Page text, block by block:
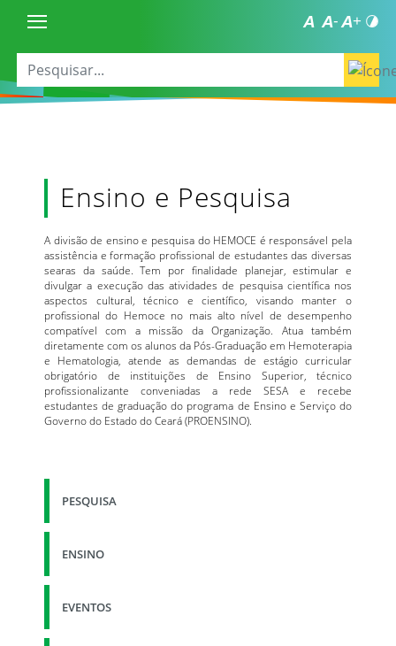
Ensino e Pesquisa
A divisão de ensino e pesquisa do HEMOCE é responsável pela
assistência e formação profissional de estudantes das diversas
searas da saúde. Tem por finalidade planejar, estimular e
divulgar a execução das atividades de pesquisa científica nos
aspectos cultural, técnico e científico, visando manter o
profissional do Hemoce no mais alto nível de desempenho
compatível com a missão da Organização. Atua também
diretamente com os alunos da Pós-Graduação em Hemoterapia
e Hematologia, atende as demandas de estágio curricular
obrigatório de instituições de Ensino Superior, técnico
profissionalizante conveniadas a rede SESA e recebe
estudantes de graduação do programa de Ensino e Serviço do
Governo do Estado do Ceará (PROENSINO).
PESQUISA
ENSINO
EVENTOS